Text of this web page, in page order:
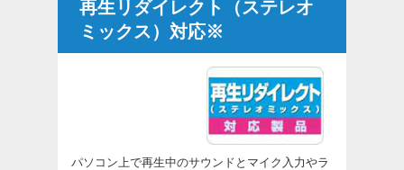
再生リダイレクト（ステレオ
ミックス）対応※
パソコン上で再生中のサウンドとマイク入力やラ